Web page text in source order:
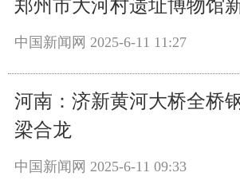
郑州市大河村遗址博物馆
中国新闻网 2025-6-11 11:27
河南：济新黄河大桥全桥
梁合龙
中国新闻网 2025-6-11 09:33